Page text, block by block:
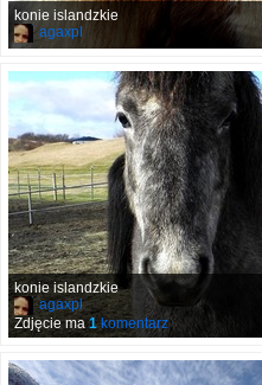
konie islandzkie
agaxpl
konie islandzkie
agaxpl
Zdjęcie ma 1komentarz